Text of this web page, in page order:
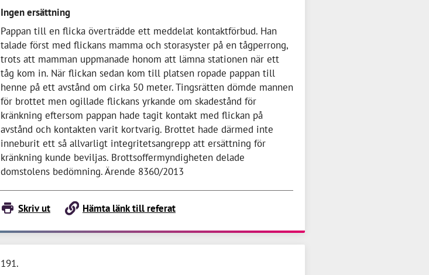
Ingen ersättning
Pappan till en flicka överträdde ett meddelat kontaktförbud. Han
talade först med flickans mamma och storasyster på en tågperrong,
trots att mamman uppmanade honom att lämna stationen när ett
tåg kom in. När flickan sedan kom till platsen ropade pappan till
henne på ett avstånd om cirka 50 meter. Tingsrätten dömde mannen
för brottet men ogillade flickans yrkande om skadestånd för
kränkning eftersom pappan hade tagit kontakt med flickan på
avstånd och kontakten varit kortvarig. Brottet hade därmed inte
inneburit ett så allvarligt integritetsangrepp att ersättning för
kränkning kunde beviljas. Brottsoffermyndigheten delade
domstolens bedömning. Ärende 8360/2013
Skriv ut Hämta länk till referat
191